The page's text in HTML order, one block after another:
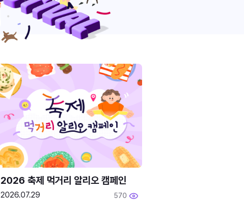
2026 축제 먹거리 알리오 캠페인
2026.07.29 570